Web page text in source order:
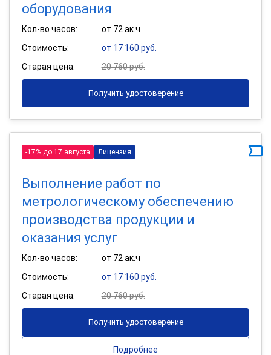
оборудования
Кол-во часов:
от 72 ак.ч
Стоимость:
от 17 160 руб.
Старая цена:
20 760 руб.
Получить удостоверение
-17% до 17 августа Лицензия
Выполнение работ по
метрологическому обеспечению
производства продукции и
оказания услуг
Кол-во часов:
от 72 ак.ч
Стоимость:
от 17 160 руб.
Старая цена:
20 760 руб.
Получить удостоверение
Подробнее